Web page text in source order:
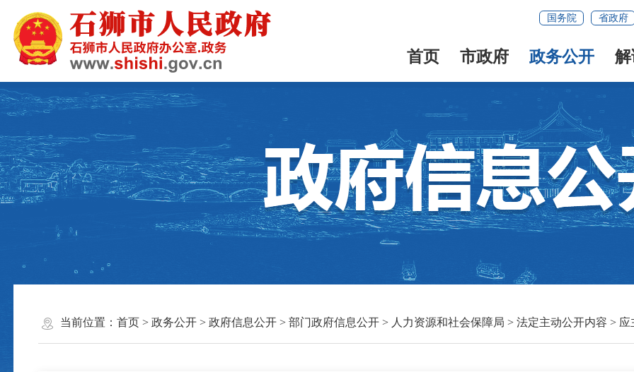
国务院 省政府
首页 市政府 政务公开
当前位置： 首页> 政务公开> 政府信息公开> 部门政府信息公开> 人力资源和社会保障局 > 法定主动公开内容 > 应